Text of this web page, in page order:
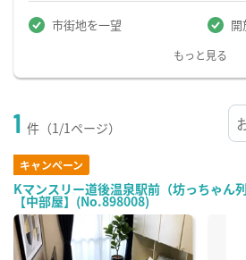
市街地を一望 開
もっと見る
1 件（1/1ページ）
キャンペーン
Kマンスリー道後温泉駅前（坊っちゃん
【中部屋】(No.898008)